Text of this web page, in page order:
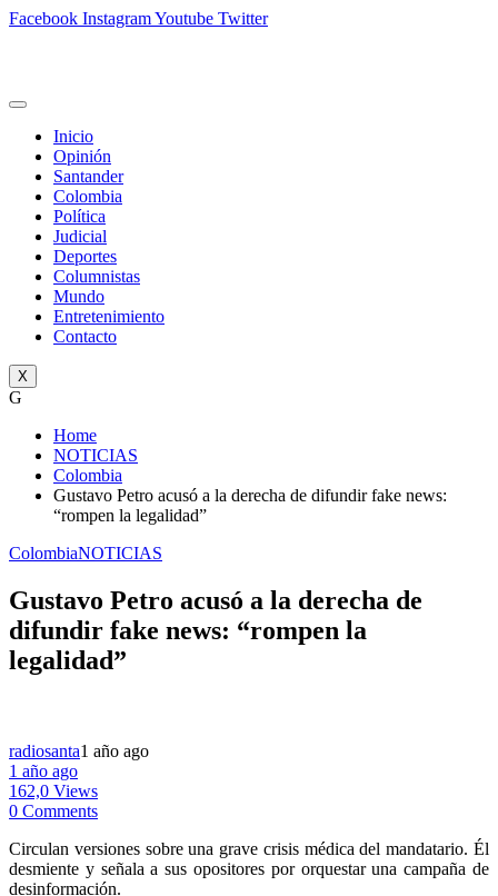
Facebook InstagramYoutube Twitter
Inicio
Opinión
Santander
Colombia
Política
Judicial
Deportes
Columnistas
Mundo
Entretenimiento
Contacto
X
G
Home
NOTICIAS
Colombia
Gustavo Petro acusó a la derecha de difundir fake news:
“rompen la legalidad”
ColombiaNOTICIAS
Gustavo Petro acusó a la derecha de
difundir fake news: “rompen la
legalidad”
radiosanta1 año ago
1 año ago
162,0 Views
0 Comments
Circulan versiones sobre una grave crisis médica del mandatario. Él
desmiente y señala a sus opositores por orquestar una campaña de
desinformación.